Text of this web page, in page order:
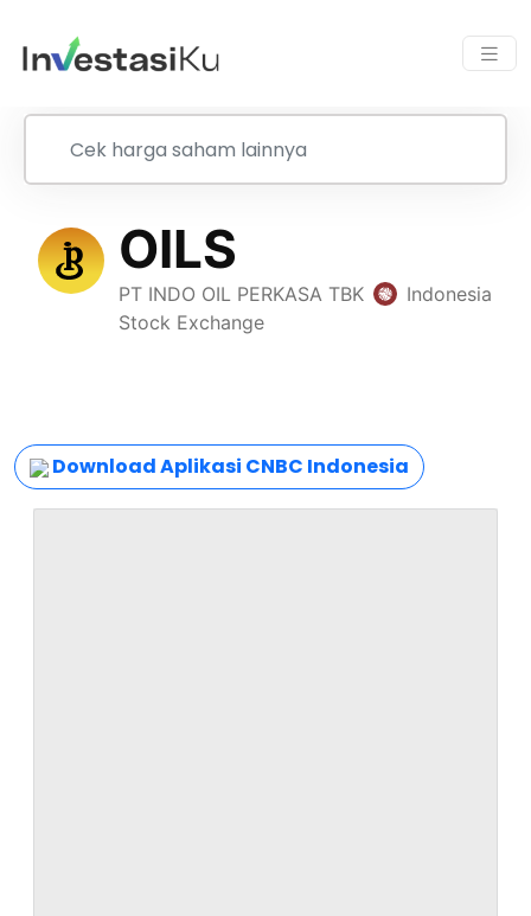
Download Aplikasi CNBC Indonesia